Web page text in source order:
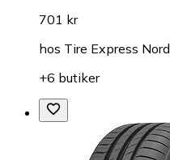
701 kr
hos Tire Express
+6 butiker